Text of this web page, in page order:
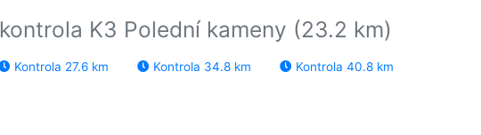
K3 Polední kameny (23.2 km)
Kontrola 27.6 km Kontrola 34.8 km Kontrola 40.8 km